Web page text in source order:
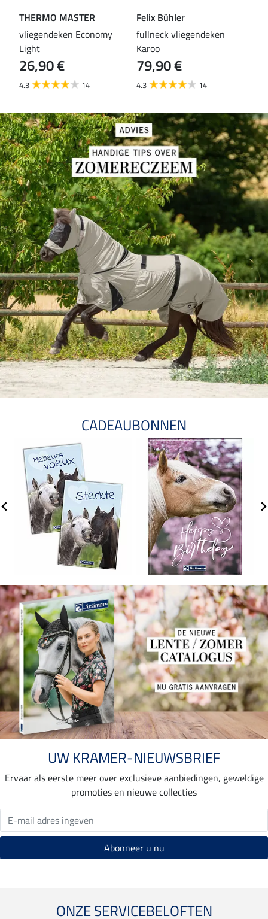
THERMO MASTER
vliegendeken Economy
Light
26,90 €
4.3 14
Felix Bühler
fullneck vliegendeken
Karoo
79,90 €
4.3 14
CADEAUBONNEN
UW KRAMER-NIEUWSBRIEF
Ervaar als eerste meer over exclusieve aanbiedingen, geweldige
promoties en nieuwe collecties
ONZE SERVICEBELOFTEN